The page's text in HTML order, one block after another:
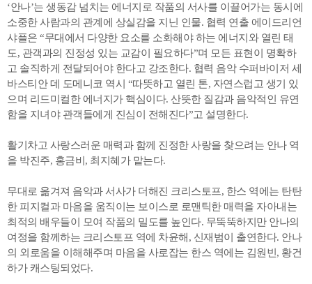
‘안나’는 생동감 넘치는 에너지로 작품의 서사를 이끌어가는 동시에
소중한 사람과의 관계에 상실감을 지닌 인물. 협력 연출 에이드리언
샤플은 “무대에서 다양한 요소를 소화해야 하는 에너지와 열린 태
도, 관객과의 진정성 있는 교감이 필요하다”며 모든 표현이 명확하
고 솔직하게 전달되어야 한다고 강조한다. 협력 음악 수퍼바이저 세
바스티안 데 도메니코 역시 “따뜻하고 열린 톤, 자연스럽고 생기 있
으며 리드미컬한 에너지가 핵심이다. 산뜻한 질감과 음악적인 유연
함을 지녀야 관객들에게 진심이 전해진다”고 설명한다.
활기차고 사랑스러운 매력과 함께 진정한 사랑을 찾으려는 안나 역
을 박진주, 홍금비, 최지혜가 맡는다.
무대로 옮겨져 음악과 서사가 더해진 크리스토프, 한스 역에는 탄탄
한 피지컬과 마음을 움직이는 보이스로 로맨틱한 매력을 자아내는
최적의 배우들이 모여 작품의 밀도를 높인다. 무뚝뚝하지만 안나의
여정을 함께하는 크리스토프 역에 차윤해, 신재범이 출연한다. 안나
의 외로움을 이해해주며 마음을 사로잡는 한스 역에는 김원빈, 황건
하가 캐스팅되었다.